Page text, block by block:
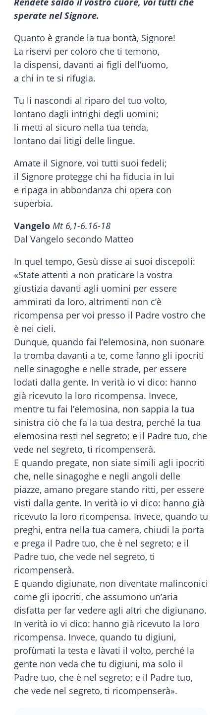
sperate nel Signore.
Quanto è grande la tua bontà, Signore!
La riservi per coloro che ti temono,
la dispensi, davanti ai figli dell’uomo,
a chi in te si rifugia.
Tu li nascondi al riparo del tuo volto,
lontano dagli intrighi degli uomini;
li metti al sicuro nella tua tenda,
lontano dai litigi delle lingue.
Amate il Signore, voi tutti suoi fedeli;
il Signore protegge chi ha fiducia in lui
e ripaga in abbondanza chi opera con
superbia.
Vangelo Mt 6,1-6.16-18
Dal Vangelo secondo Matteo
In quel tempo, Gesù disse ai suoi discepoli:
«State attenti a non praticare la vostra
giustizia davanti agli uomini per essere
ammirati da loro, altrimenti non c’è
ricompensa per voi presso il Padre vostro che
è nei cieli.
Dunque, quando fai l’elemosina, non suonare
la tromba davanti a te, come fanno gli ipocriti
nelle sinagoghe e nelle strade, per essere
lodati dalla gente. In verità io vi dico: hanno
già ricevuto la loro ricompensa. Invece,
mentre tu fai l’elemosina, non sappia la tua
sinistra ciò che fa la tua destra, perché la tua
elemosina resti nel segreto; e il Padre tuo, che
vede nel segreto, ti ricompenserà.
E quando pregate, non siate simili agli ipocriti
che, nelle sinagoghe e negli angoli delle
piazze, amano pregare stando ritti, per essere
visti dalla gente. In verità io vi dico: hanno già
ricevuto la loro ricompensa. Invece, quando tu
preghi, entra nella tua camera, chiudi la porta
e prega il Padre tuo, che è nel segreto; e il
Padre tuo, che vede nel segreto, ti
ricompenserà.
E quando digiunate, non diventate malinconici
come gli ipocriti, che assumono un’aria
disfatta per far vedere agli altri che digiunano.
In verità io vi dico: hanno già ricevuto la loro
ricompensa. Invece, quando tu digiuni,
profùmati la testa e làvati il volto, perché la
gente non veda che tu digiuni, ma solo il
Padre tuo, che è nel segreto; e il Padre tuo,
che vede nel segreto, ti ricompenserà».